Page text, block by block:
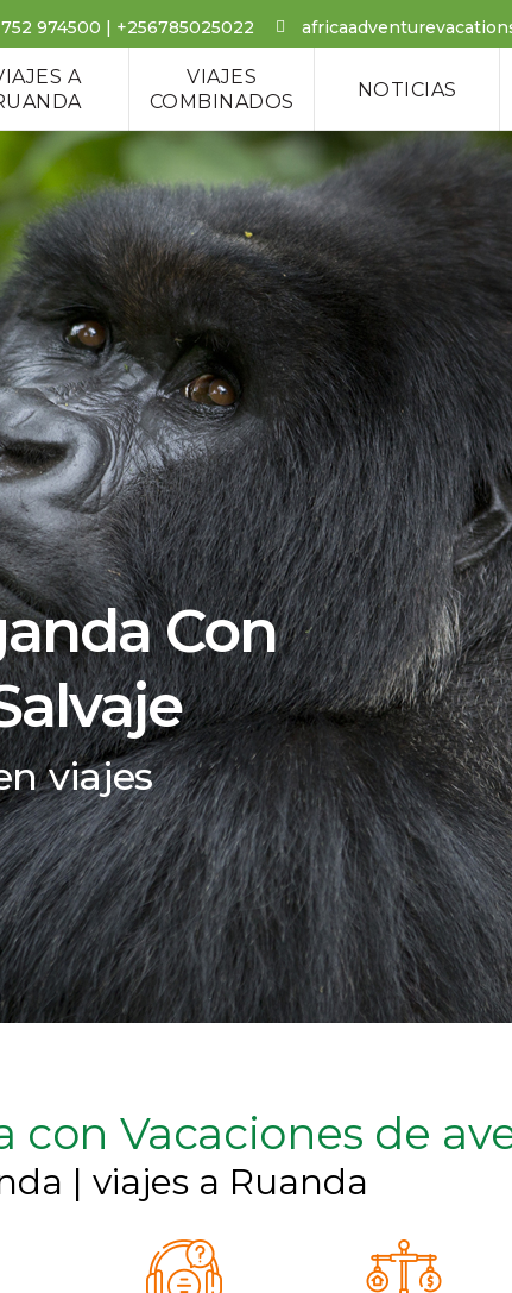
974500 | +256785025022
A
VIAJES
COMBINADOS
NOTICIAS
Con
viajes
Vacaciones de
| viajes a Ruanda